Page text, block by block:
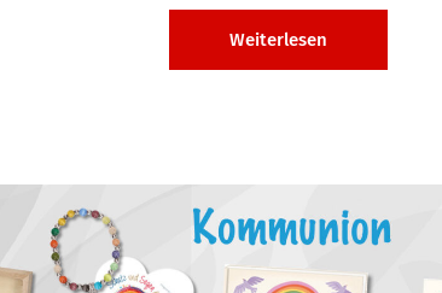
Weiterlesen